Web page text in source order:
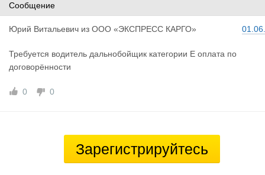
Сообщение
Юрий Витальевич из ООО «ЭКСПРЕСС КАРГО»
Требуется водитель дальнобойщик категории Е оплата по
договорённости
0 0
Зарегистрируйтесь